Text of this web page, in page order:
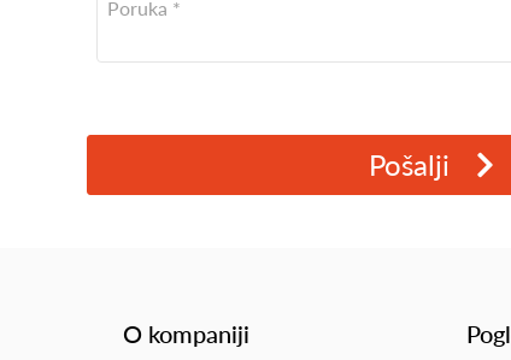
Pošalji
O kompaniji